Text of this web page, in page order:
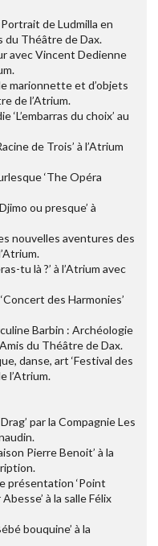
de Ludmilla en
du Théâtre de Dax.
avec Vincent Dedienne
marionnette et d’objets
de l’Atrium.
du choix’ au
de Trois’ à l’Atrium
‘The Opéra
ou presque’ à
nouvelles aventures des
tu là ?’ à l’Atrium avec
des Harmonies’
Barbin : Archéologie
du Théâtre de Dax.
danse, art ‘Festival des
l’Atrium.
par la Compagnie Les
Pierre Benoit’ à la
présentation ‘Point
à la salle Félix
bouquine’ à la